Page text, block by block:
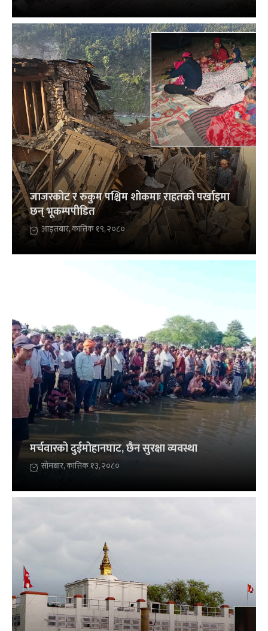
जाजरकोट र रुकुम पश्चिम शोकमाः राहतको पर्खाइमा
छन् भूकम्पपीडित
आइतबार, कात्तिक १९, २०८०
मर्चवारको दुईमोहानघाट, छैन सुरक्षा व्यवस्था
सोमबार, कात्तिक १३, २०८०